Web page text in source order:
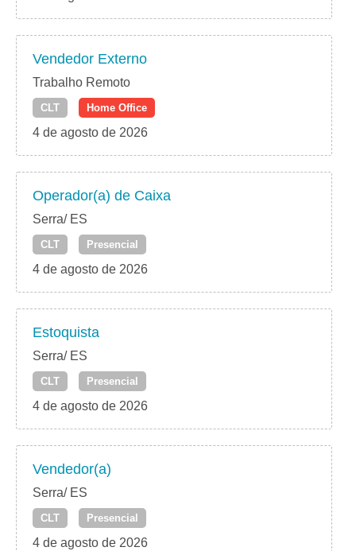
Vendedor Externo
Trabalho Remoto
CLT Home Office
4 de agosto de 2026
Operador(a) de Caixa
Serra/ ES
CLT Presencial
4 de agosto de 2026
Estoquista
Serra/ ES
CLT Presencial
4 de agosto de 2026
Vendedor(a)
Serra/ ES
CLT Presencial
4 de agosto de 2026